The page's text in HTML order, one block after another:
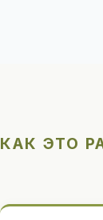
КАК ЭТО